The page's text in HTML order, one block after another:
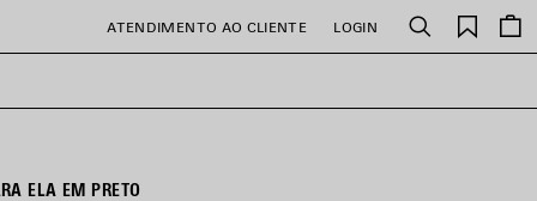
ATENDIMENTO AO CLIENTE LOGIN Buscar
Itens
salvos
ELA EM PRETO